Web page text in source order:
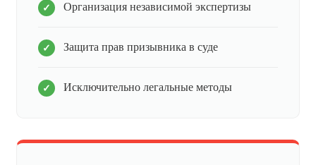
Организация независимой экспертизы
Защита прав призывника в суде
Исключительно легальные методы